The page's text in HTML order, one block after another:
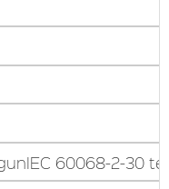
60068-2-30